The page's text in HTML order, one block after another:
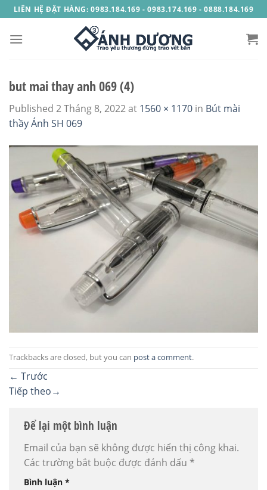
Skip
to
content
LIÊN HỆ ĐẶT HÀNG: 0983.184.169 - 0983.174.169 - 0888.184.169
but mai thay anh 069 (4)
Published 2 Tháng 8, 2022at 1560 × 1170 in Bút mài
thầy Ánh SH 069
Trackbacks are closed, but you can post a comment.
← Trước
Tiếp theo→
Để lại một bình luận
Email của bạn sẽ không được hiển thị công khai.
Các trường bắt buộc được đánh dấu *
Bình luận *